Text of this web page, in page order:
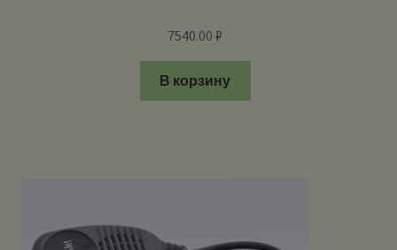
7540.00₽
В корзину